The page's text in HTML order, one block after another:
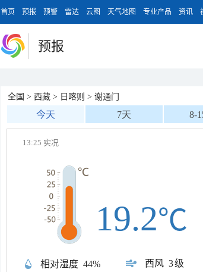
首页 预报 预警 雷达 云图 天气地图 专业产品 资讯
预报
全国 > 西藏 > 日喀则 > 谢通门
今天 7天 8-
13:25 实况
相对湿度 44% 西风 3级
19.2℃